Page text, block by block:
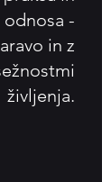
-
in z
življenja.